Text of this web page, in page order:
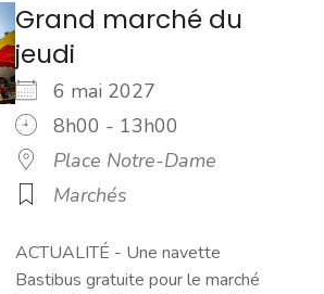
Grand marché du
jeudi
6 mai 2027
8h00 - 13h00
Place Notre-Dame
Marchés
ACTUALITÉ - Une navette
Bastibus gratuite pour le marché